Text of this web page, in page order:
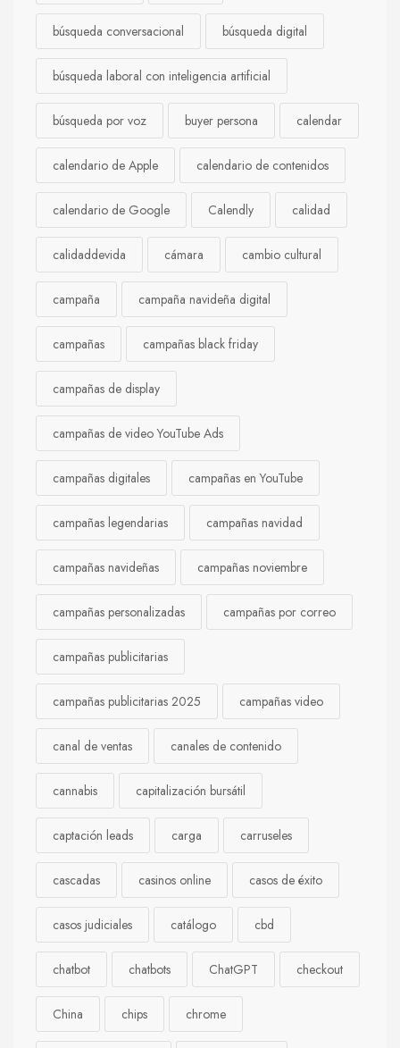
búsqueda conversacional búsqueda digital
búsqueda laboral con inteligencia artificial
búsqueda por voz buyer persona calendar
calendario de Apple calendario de contenidos
calendario de Google Calendly calidad
calidaddevida cámara cambio cultural
campaña campaña navideña digital
campañas campañas black friday
campañas de display
campañas de video YouTube Ads
campañas digitales campañas en YouTube
campañas legendarias campañas navidad
campañas navideñas campañas noviembre
campañas personalizadas campañas por correo
campañas publicitarias
campañas publicitarias 2025 campañas video
canal de ventas canales de contenido
cannabis capitalización bursátil
captación leads carga carruseles
cascadas casinos online casos de éxito
casos judiciales catálogo cbd
chatbot chatbots ChatGPT checkout
China chips chrome